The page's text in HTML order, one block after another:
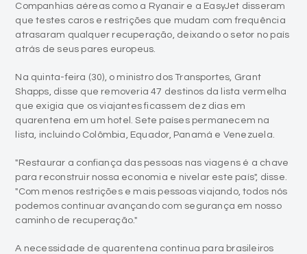
Companhias aéreas como a Ryanair e a EasyJet disseram
que testes caros e restrições que mudam com frequência
atrasaram qualquer recuperação, deixando o setor no país
atrás de seus pares europeus.
Na quinta-feira (30), o ministro dos Transportes, Grant
Shapps, disse que removeria 47 destinos da lista vermelha
que exigia que os viajantes ficassem dez dias em
quarentena em um hotel. Sete países permanecem na
lista, incluindo Colômbia, Equador, Panamá e Venezuela.
"Restaurar a confiança das pessoas nas viagens é a chave
para reconstruir nossa economia e nivelar este país", disse.
"Com menos restrições e mais pessoas viajando, todos nós
podemos continuar avançando com segurança em nosso
caminho de recuperação."
A necessidade de quarentena continua para brasileiros